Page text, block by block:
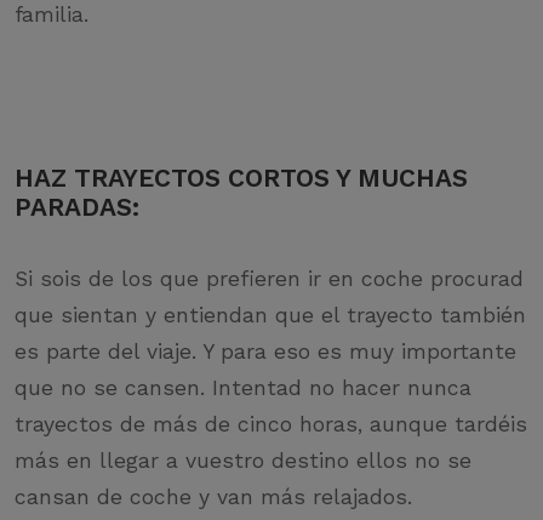
familia.
HAZ TRAYECTOS CORTOS Y MUCHAS
PARADAS:
Si sois de los que prefieren ir en coche procurad
que sientan y entiendan que el trayecto también
es parte del viaje. Y para eso es muy importante
que no se cansen. Intentad no hacer nunca
trayectos de más de cinco horas, aunque tardéis
más en llegar a vuestro destino ellos no se
cansan de coche y van más relajados.